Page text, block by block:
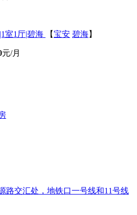
室1厅|碧海 【宝安 碧海】
元/月